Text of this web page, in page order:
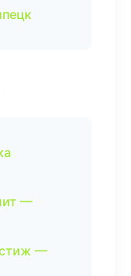
—
—